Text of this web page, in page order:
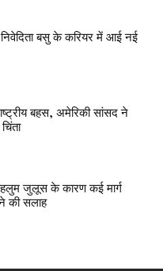
बसु के करियर में आई नई
बहस, अमेरिकी सांसद ने
जुलूस के कारण कई मार्ग
की सलाह